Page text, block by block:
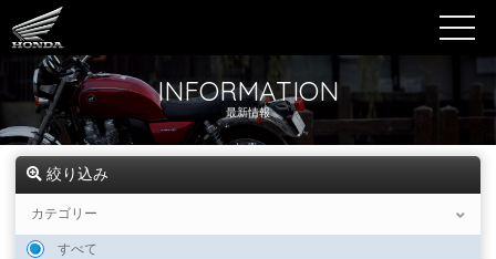
INFORMATION
最新情報
絞り込み
カテゴリー
すべて